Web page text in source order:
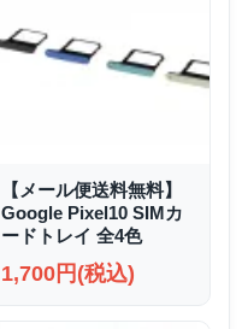
【メール便送料無料】
Google Pixel10 SIMカ
ードトレイ 全4色
1,700円(税込)